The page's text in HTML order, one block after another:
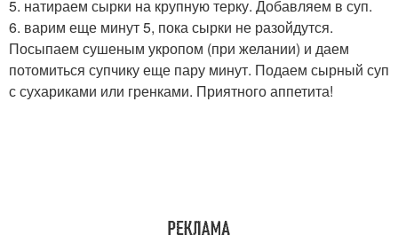
5. натираем сырки на крупную терку. Добавляем в суп.
6. варим еще минут 5, пока сырки не разойдутся.
Посыпаем сушеным укропом (при желании) и даем
потомиться супчику еще пару минут. Подаем сырный суп
с сухариками или гренками. Приятного аппетита!